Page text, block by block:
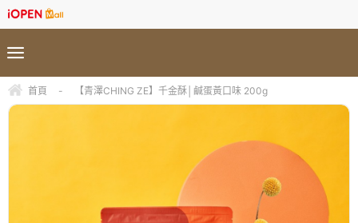
首頁 - 【青澤CHING ZE】千金酥│鹹蛋黃口味 200g